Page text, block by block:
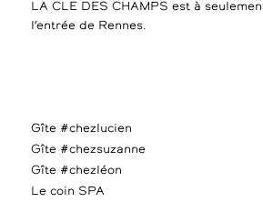
LA CLE DES CHAMPS est à
l’entrée de Rennes.
Gîte #chezlucien
Gîte #chezsuzanne
Gîte #chezléon
Le coin SPA